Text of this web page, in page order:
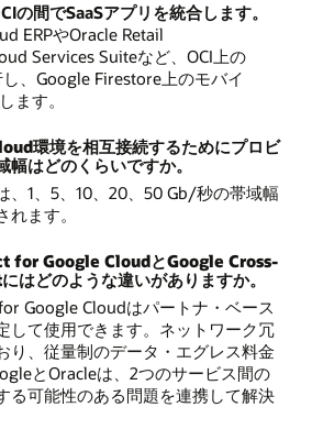
の間でSaaSアプリを統合します。
ERPやOracle Retail
Services Suiteなど、OCI上の
、Google Firestore上のモバイ
ます。
環境を相互接続するためにプロビ
はどのくらいですか。
、1、5、10、20、50 Gb/秒の帯域幅
ます。
for Google CloudとGoogle Cross-
どのような違いがありますか。
Google Cloudはパートナ・ベース
して使用できます。ネットワーク冗
り、従量制のデータ・エグレス料金
とOracleは、2つのサービス間の
る可能性のある問題を連携して解決